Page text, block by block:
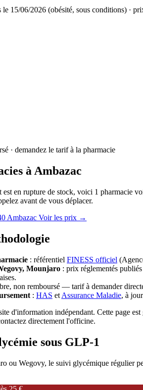
le 15/06/2026 (obésité, sous conditions) ·
· demandez le tarif à la pharmacie
à Ambazac
est en rupture de stock, voici 1 pharmacie
avant de vous déplacer.
Ambazac Voir les prix →
: référentiel FINESS officiel
Mounjaro : prix réglementés publiés
non remboursé — tarif à demander
: HAS et Assurance Maladie, à
d'information indépendant. Cette page
directement l'officine.
sous GLP-1
ou Wegovy, le suivi glycémique régulier